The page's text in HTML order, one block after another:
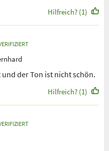
Hilfreich? (1)
der Ton ist nicht schön.
Hilfreich? (1)